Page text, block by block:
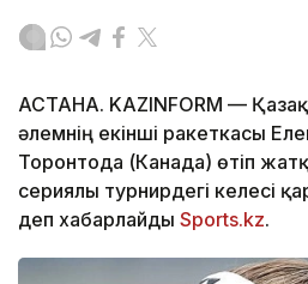
АСТАНА. KAZINFORM —
әлемнің екінші ракеткасы
Торонтода (Канада) өтіп
сериялы турнирдегі келесі
деп хабарлайды Sports.kz.